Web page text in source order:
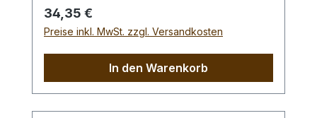
4,0 und 4,5 mm. Mit Sichtfenster für
gewählten Lochdurchmesser.
Automatischer Feststeller, Oberfläche
Kunststoffgriffen. Höchste Qualität,
patentrechtlich geschützt, hergestellt in
Remscheid / Deutschland. Mit der aktiven
Regulärer Preis:
34,35 €
Preise inkl. MwSt. zzgl. Versandkosten
In den Warenkorb